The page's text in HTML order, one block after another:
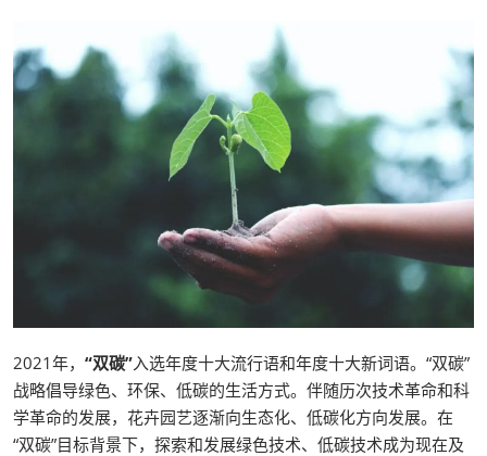
2021年， “双碳”入选年度十大流行语和年度十大新词语。“双碳”
战略倡导绿色、环保、低碳的生活方式。伴随历次技术革命和科
学革命的发展，花卉园艺逐渐向生态化、低碳化方向发展。在
“双碳”目标背景下，探索和发展绿色技术、低碳技术成为现在及